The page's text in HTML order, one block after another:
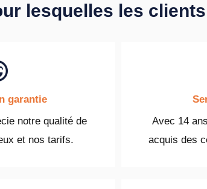
lesquelles les
garantie
notre qualité de
et nos tarifs.
Avec 14
acquis des